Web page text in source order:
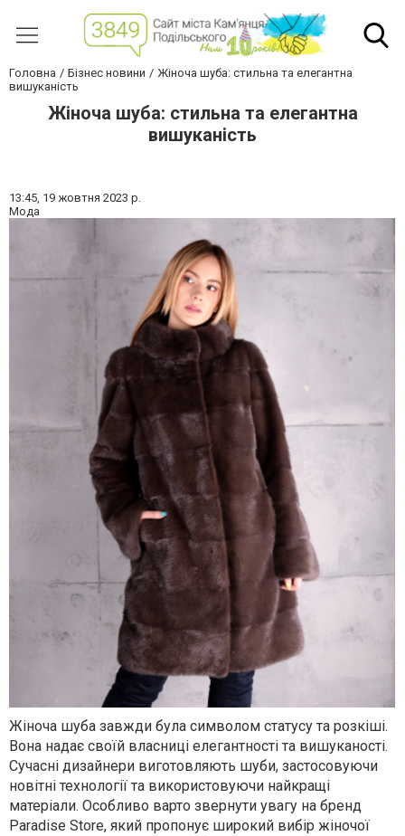
Головна Бізнес новини
Жіноча шуба: стильна та елегантна
вишуканість
Жіноча шуба: стильна та елегантна
вишуканість
13:45, 19 жовтня 2023 р.
Мода
Жіноча шуба завжди була символом статусу та розкіші.
Вона надає своїй власниці елегантності та вишуканості.
Сучасні дизайнери виготовляють шуби, застосовуючи
новітні технології та використовуючи найкращі
матеріали. Особливо варто звернути увагу на бренд
Paradise Store, який пропонує широкий вибір жіночої